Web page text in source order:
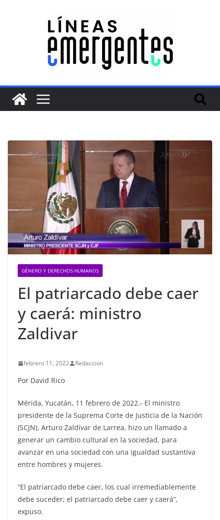
GÉNERO Y DERECHOS HUMANOS
El patriarcado debe caer
y caerá: ministro
Zaldivar
febrero 11, 2022 Redaccion
Por David Rico
Mérida, Yucatán, 11 febrero de 2022.- El ministro
presidente de la Suprema Corte de Justicia de la Nación
(SCJN), Arturo Zaldívar de Larrea, hizo un llamado a
generar un cambio cultural en la sociedad, para
avanzar en una sociedad con una igualdad sustantiva
entre hombres y mujeres.
“El patriarcado debe caer, los cual irremediablemente
debe suceder; el patriarcado debe caer y caerá”,
expuso.